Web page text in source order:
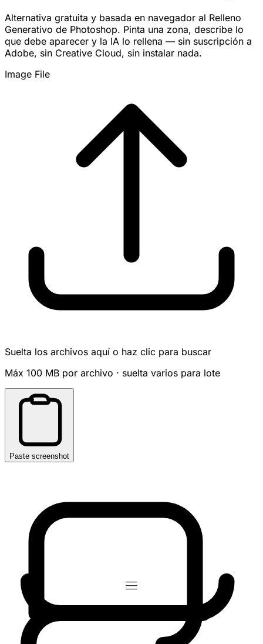
Alternativa gratuita y basada en navegador al Relleno
Generativo de Photoshop. Pinta una zona, describe lo
que debe aparecer y la IA lo rellena — sin suscripción a
Adobe, sin Creative Cloud, sin instalar nada.
Image File
Suelta los archivos aquí o haz clic para buscar
Máx 100 MB por archivo · suelta varios para lote
Paste screenshot